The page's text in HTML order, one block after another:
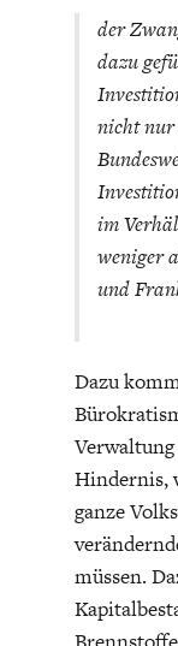
der
dazu
nicht nur
im
weniger
und
Dazu
Hindernis,
ganze
müssen.